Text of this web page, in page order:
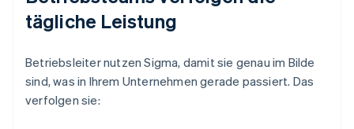
tägliche Leistung
Betriebsleiter nutzen Sigma, damit sie genau im Bilde
sind, was in Ihrem Unternehmen gerade passiert. Das
verfolgen sie: